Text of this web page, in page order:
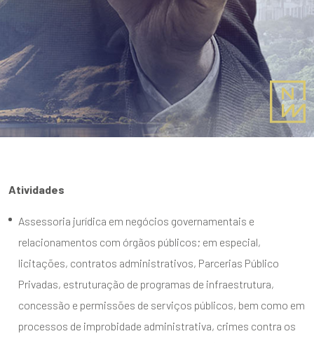
Atividades
Assessoria jurídica em negócios governamentais e
relacionamentos com órgãos públicos; em especial,
licitações, contratos administrativos, Parcerias Público
Privadas, estruturação de programas de infraestrutura,
concessão e permissões de serviços públicos, bem como em
processos de improbidade administrativa, crimes contra os